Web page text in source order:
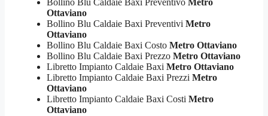
Ottaviano
Bollino Blu Caldaie Baxi Preventivi Metro
Ottaviano
Bollino Blu Caldaie Baxi Costo Metro Ottaviano
Bollino Blu Caldaie Baxi Prezzo Metro Ottaviano
Libretto Impianto Caldaie Baxi Metro Ottaviano
Libretto Impianto Caldaie Baxi Prezzi Metro
Ottaviano
Libretto Impianto Caldaie Baxi Costi Metro
Ottaviano